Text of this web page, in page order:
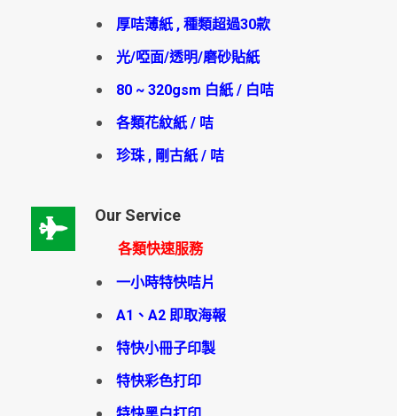
厚咭薄紙 , 種類超過30款
光/啞面/透明/磨砂貼紙
80 ~ 320gsm 白紙 / 白咭
各類花紋紙 / 咭
珍珠 , 剛古紙 / 咭
Our Service
各類快速服務
一小時特快咭片
A1、A2 即取海報
特快小冊子印製
特快彩色打印